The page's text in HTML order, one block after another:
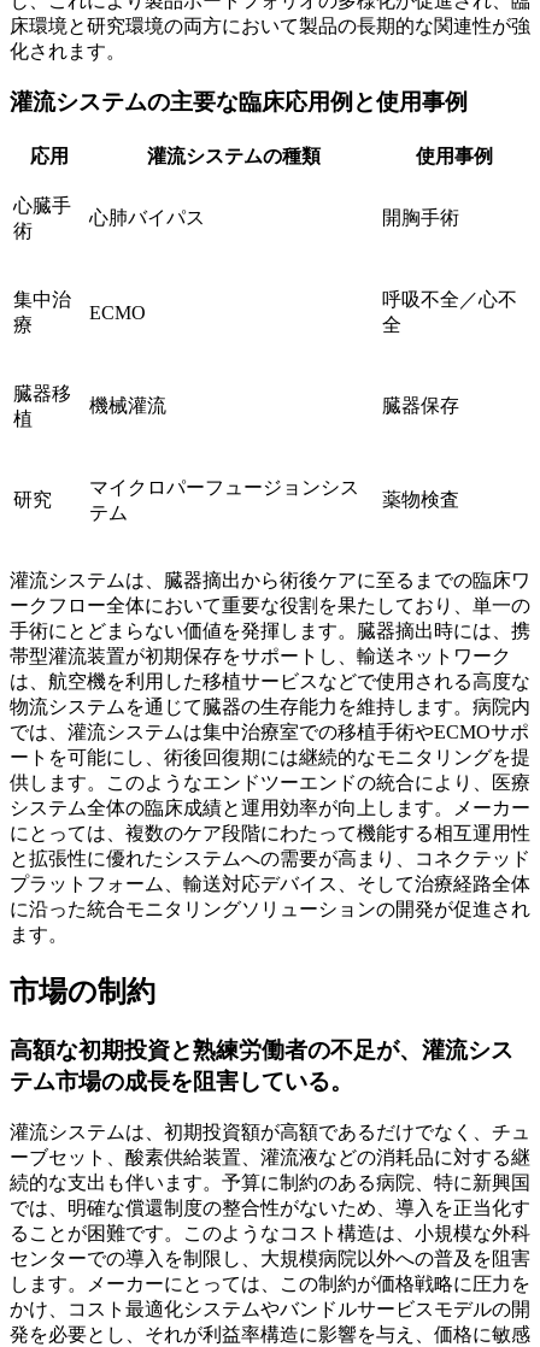
床環境と研究環境の両方において製品の長期的な関連性が強
化されます。
灌流システムの主要な臨床応用例と使用事例
応用 灌流システムの種類 使用事例
心臓手
術
心肺バイパス 開胸手術
集中治
療
ECMO
呼吸不全／心不
全
臓器移
植
機械灌流 臓器保存
研究
マイクロパーフュージョンシス
テム
薬物検査
灌流システムは、臓器摘出から術後ケアに至るまでの臨床ワ
ークフロー全体において重要な役割を果たしており、単一の
手術にとどまらない価値を発揮します。臓器摘出時には、携
帯型灌流装置が初期保存をサポートし、輸送ネットワーク
は、航空機を利用した移植サービスなどで使用される高度な
物流システムを通じて臓器の生存能力を維持します。病院内
では、灌流システムは集中治療室での移植手術やECMOサポ
ートを可能にし、術後回復期には継続的なモニタリングを提
供します。このようなエンドツーエンドの統合により、医療
システム全体の臨床成績と運用効率が向上します。メーカー
にとっては、複数のケア段階にわたって機能する相互運用性
と拡張性に優れたシステムへの需要が高まり、コネクテッド
プラットフォーム、輸送対応デバイス、そして治療経路全体
に沿った統合モニタリングソリューションの開発が促進され
ます。
市場の制約
高額な初期投資と熟練労働者の不足が、灌流シス
テム市場の成長を阻害している。
灌流システムは、初期投資額が高額であるだけでなく、チュ
ーブセット、酸素供給装置、灌流液などの消耗品に対する継
続的な支出も伴います。予算に制約のある病院、特に新興国
では、明確な償還制度の整合性がないため、導入を正当化す
ることが困難です。このようなコスト構造は、小規模な外科
センターでの導入を制限し、大規模病院以外への普及を阻害
します。メーカーにとっては、この制約が価格戦略に圧力を
かけ、コスト最適化システムやバンドルサービスモデルの開
発を必要とし、それが利益率構造に影響を与え、価格に敏感